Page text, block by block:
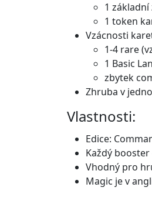
1 základní
1 token
Vzácnosti
1-4 rare
1 Basic
zbytek
Zhruba v
Vlastnosti:
Edice:
Každý
Vhodný pro
Magic je v